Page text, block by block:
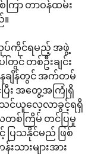
ကြာ တာဝန်ထမ်း
။
ကိုင်ရမည့် အဖွဲ့
ါ်တွင် တစ်ဦးချင်း
ချိန်တွင် အက်တမ်
ပြီး အတွေ့အကြုံရှိ
သင်ယူလေ့လာခွင့်ရရှိ
စ်ကြိမ် တင်ပြမှု
င့် ပြသနိုင်မည် ဖြစ်
သားများအား